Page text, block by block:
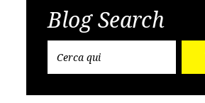
Blog Search